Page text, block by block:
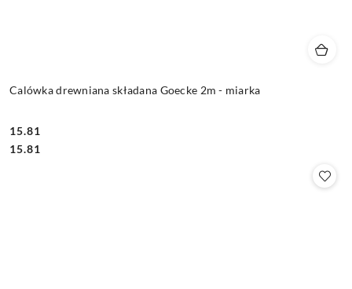
Calówka drewniana składana Goecke 2m - miarka
Cena:
15.81
Cena:
15.81